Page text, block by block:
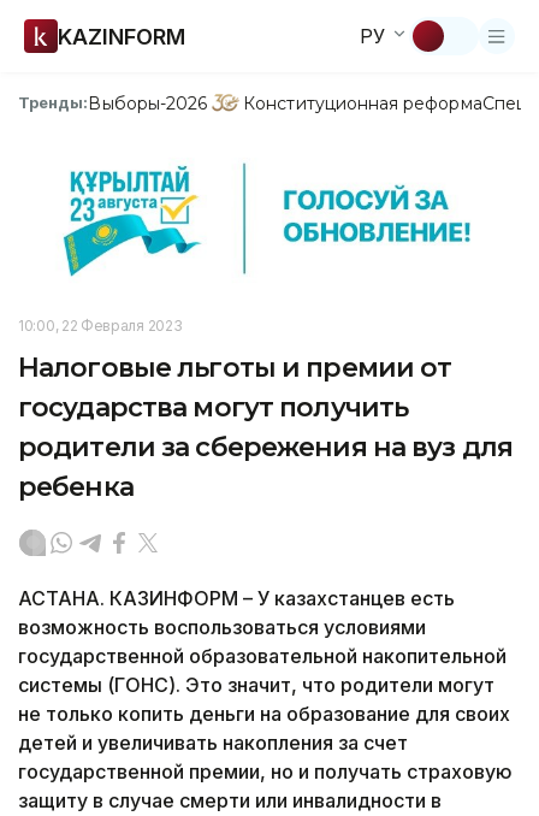
KAZINFORM РУ
Тренды:Выборы-2026 Конституционная реформа
10:00, 22 Февраля 2023
Налоговые льготы и премии от
государства могут получить
родители за сбережения на вуз для
ребенка
АСТАНА. КАЗИНФОРМ – У казахстанцев есть
возможность воспользоваться условиями
государственной образовательной накопительной
системы (ГОНС). Это значит, что родители могут
не только копить деньги на образование для своих
детей и увеличивать накопления за счет
государственной премии, но и получать страховую
защиту в случае смерти или инвалидности в